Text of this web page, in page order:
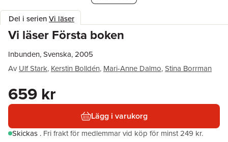
Del i serienVi läser
Vi läser Första boken
Inbunden, Svenska, 2005
Av Ulf Stark, Kerstin Bolldén, Mari-Anne Dalmo,Stina Borrman
659 kr
Lägg i varukorg
Skickas . Fri frakt för medlemmar vid köp för minst 249 kr.